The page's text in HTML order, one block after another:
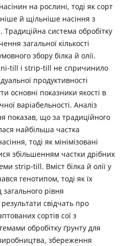
на рослині, тоді як сорт
й щільніше насіння з
система обробітку
загальної кількості
збору білка й олії.
till і strip-till не спричинило
продуктивності
основні показники якості в
варіабельності. Аналіз
показав, що за традиційного
найбільша частка
тоді як мінімізовані
збільшенням частки дрібних
strip-till. Вміст білка й олії у
генотипом, тоді як їх
рівня
свідчать про
сортів сої з
обробітку ґрунту для
збереження